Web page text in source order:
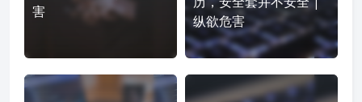
害
纵欲危害